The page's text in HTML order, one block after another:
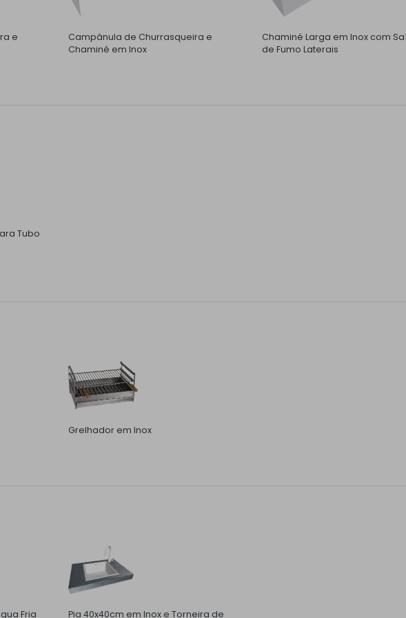
e
Campânula de Churrasqueira e
Chaminé em Inox
Chaminé Larga em Inox com
de Fumo Laterais
Tubo
Grelhador em Inox
Fria Pia 40x40cm em Inox e Torneira de